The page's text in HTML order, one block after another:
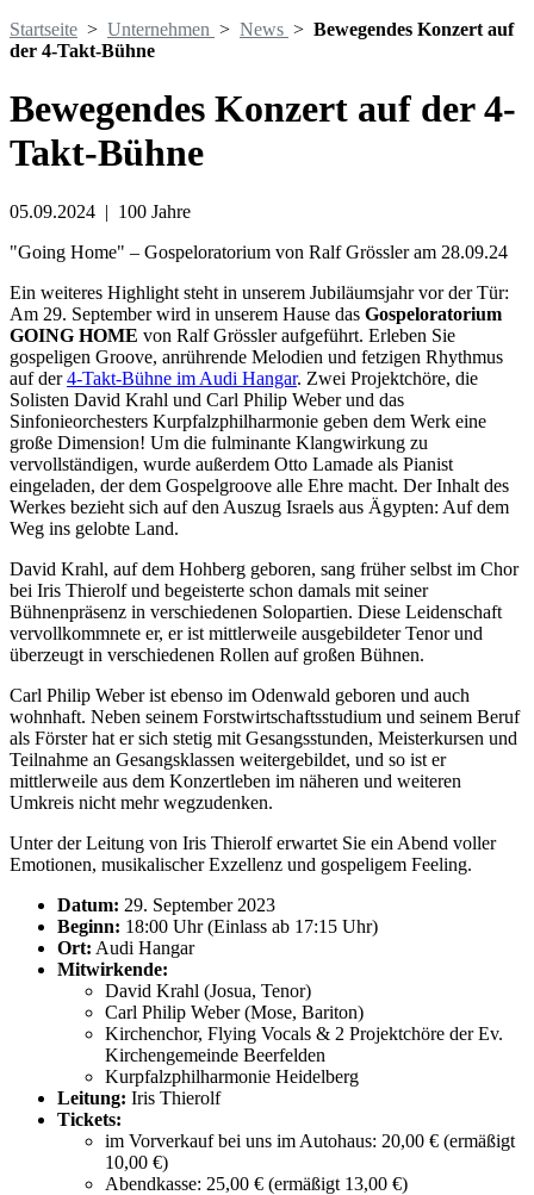
Startseite > Unternehmen > News > Bewegendes Konzert auf
der 4-Takt-Bühne
Bewegendes Konzert auf der 4-
Takt-Bühne
05.09.2024 | 100 Jahre
"Going Home" – Gospeloratorium von Ralf Grössler am 28.09.24
Ein weiteres Highlight steht in unserem Jubiläumsjahr vor der Tür:
Am 29. September wird in unserem Hause das Gospeloratorium
GOING HOME von Ralf Grössler aufgeführt. Erleben Sie
gospeligen Groove, anrührende Melodien und fetzigen Rhythmus
auf der4-Takt-Bühne im Audi Hangar. Zwei Projektchöre, die
Solisten David Krahl und Carl Philip Weber und das
Sinfonieorchesters Kurpfalzphilharmonie geben dem Werk eine
große Dimension! Um die fulminante Klangwirkung zu
vervollständigen, wurde außerdem Otto Lamade als Pianist
eingeladen, der dem Gospelgroove alle Ehre macht. Der Inhalt des
Werkes bezieht sich auf den Auszug Israels aus Ägypten: Auf dem
Weg ins gelobte Land.
David Krahl, auf dem Hohberg geboren, sang früher selbst im Chor
bei Iris Thierolf und begeisterte schon damals mit seiner
Bühnenpräsenz in verschiedenen Solopartien. Diese Leidenschaft
vervollkommnete er, er ist mittlerweile ausgebildeter Tenor und
überzeugt in verschiedenen Rollen auf großen Bühnen.
Carl Philip Weber ist ebenso im Odenwald geboren und auch
wohnhaft. Neben seinem Forstwirtschaftsstudium und seinem Beruf
als Förster hat er sich stetig mit Gesangsstunden, Meisterkursen und
Teilnahme an Gesangsklassen weitergebildet, und so ist er
mittlerweile aus dem Konzertleben im näheren und weiteren
Umkreis nicht mehr wegzudenken.
Unter der Leitung von Iris Thierolf erwartet Sie ein Abend voller
Emotionen, musikalischer Exzellenz und gospeligem Feeling.
Datum: 29. September 2023
Beginn: 18:00 Uhr (Einlass ab 17:15 Uhr)
Ort: Audi Hangar
Mitwirkende:
David Krahl (Josua, Tenor)
Carl Philip Weber (Mose, Bariton)
Kirchenchor, Flying Vocals & 2 Projektchöre der Ev.
Kirchengemeinde Beerfelden
Kurpfalzphilharmonie Heidelberg
Leitung: Iris Thierolf
Tickets:
im Vorverkauf bei uns im Autohaus: 20,00 € (ermäßigt
10,00 €)
Abendkasse: 25,00 € (ermäßigt 13,00 €)